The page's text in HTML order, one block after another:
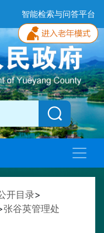
智能检索与问答平台
开目录>
张谷英管理处